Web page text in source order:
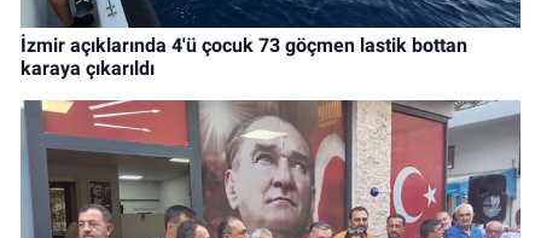
İzmir açıklarında 4'ü çocuk 73 göçmen lastik bottan
karaya çıkarıldı